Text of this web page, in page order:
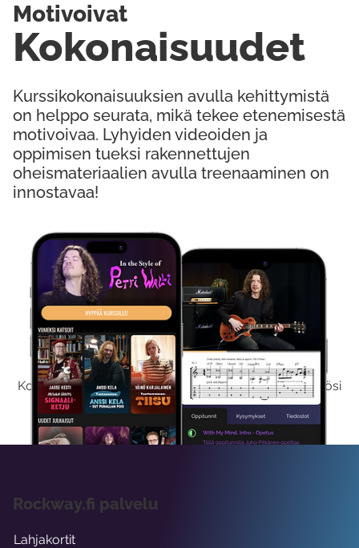
Kokeile Ilmaiseksi
Kokeilemalla ilmaiseksi saat koko sisältömme käyttöösi
viikon ajaksi.
Kurssikokonaisuuksien avulla kehittymistä
on helppo seurata, mikä tekee etenemisestä
motivoivaa. Lyhyiden videoiden ja
oppimisen tueksi rakennettujen
oheismateriaalien avulla treenaaminen on
innostavaa!
Kokonaisuudet
Motivoivat
Rockway.fi palvelu
Lahjakortit